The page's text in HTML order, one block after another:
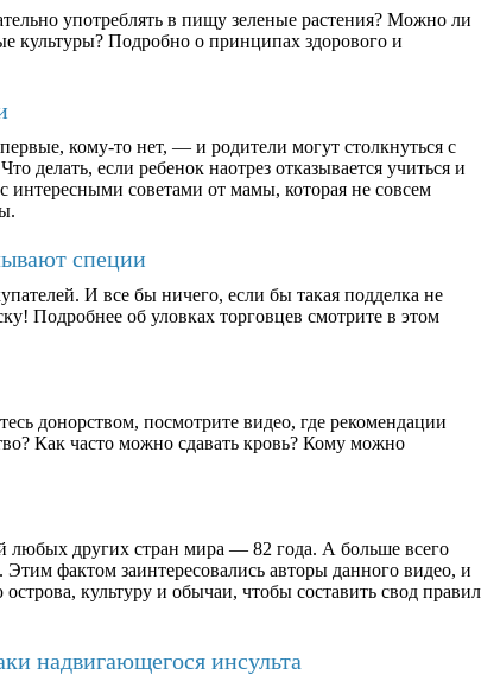
употреблять в пищу зеленые растения? Можно ли
культуры? Подробно о принципах здорового и
кому-то нет, — и родители могут столкнуться с
делать, если ребенок наотрез отказывается учиться и
интересными советами от мамы, которая не совсем
специи
И все бы ничего, если бы такая подделка не
Подробнее об уловках торговцев смотрите в этом
донорством, посмотрите видео, где рекомендации
Как часто можно сдавать кровь? Кому можно
других стран мира — 82 года. А больше всего
фактом заинтересовались авторы данного видео, и
культуру и обычаи, чтобы составить свод правил
надвигающегося инсульта